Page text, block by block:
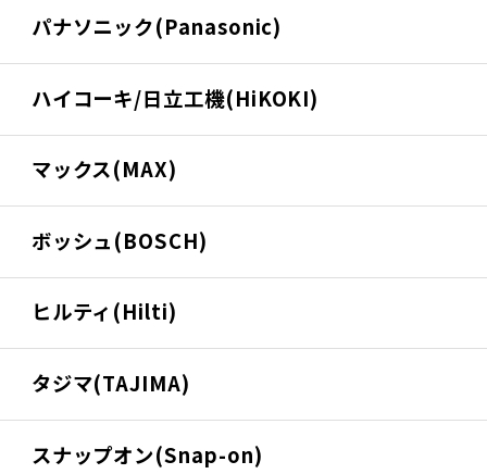
パナソニック(Panasonic)
ハイコーキ/日立工機(HiKOKI)
マックス(MAX)
ボッシュ(BOSCH)
ヒルティ(Hilti)
タジマ(TAJIMA)
スナップオン(Snap-on)